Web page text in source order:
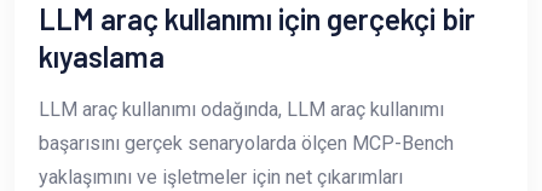
LLM araç kullanımı için gerçekçi bir
kıyaslama
LLM araç kullanımı odağında, LLM araç kullanımı
başarısını gerçek senaryolarda ölçen MCP-Bench
yaklaşımını ve işletmeler için net çıkarımları